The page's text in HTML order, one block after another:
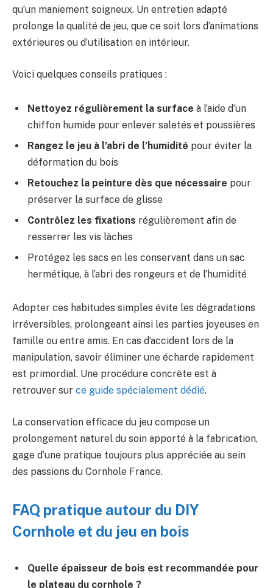
qu’un maniement soigneux. Un entretien adapté
prolonge la qualité de jeu, que ce soit lors d’animations
extérieures ou d’utilisation en intérieur.
Voici quelques conseils pratiques :
Nettoyez régulièrement la surface à l’aide d’un
chiffon humide pour enlever saletés et poussières
Rangez le jeu à l’abri de l’humidité pour éviter la
déformation du bois
Retouchez la peinture dès que nécessaire pour
préserver la surface de glisse
Contrôlez les fixations régulièrement afin de
resserrer les vis lâches
Protégez les sacs en les conservant dans un sac
hermétique, à l’abri des rongeurs et de l’humidité
Adopter ces habitudes simples évite les dégradations
irréversibles, prolongeant ainsi les parties joyeuses en
famille ou entre amis. En cas d’accident lors de la
manipulation, savoir éliminer une écharde rapidement
est primordial. Une procédure concrète est à
retrouver sur ce guide spécialement dédié.
La conservation efficace du jeu compose un
prolongement naturel du soin apporté à la fabrication,
gage d’une pratique toujours plus appréciée au sein
des passions du Cornhole France.
FAQ pratique autour du DIY
Cornhole et du jeu en bois
Quelle épaisseur de bois est recommandée pour
le plateau du cornhole ?